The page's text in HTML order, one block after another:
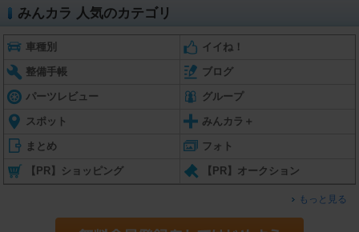
みんカラ 人気のカテゴリ
車種別 イイね！
整備手帳 ブログ
パーツレビュー グループ
スポット みんカラ＋
まとめ フォト
【PR】ショッピング 【PR】オークション
もっと見る